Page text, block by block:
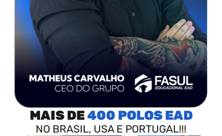
MAIS DE400 POLOS
NO BRASIL, USA E PORTUGAL!!!